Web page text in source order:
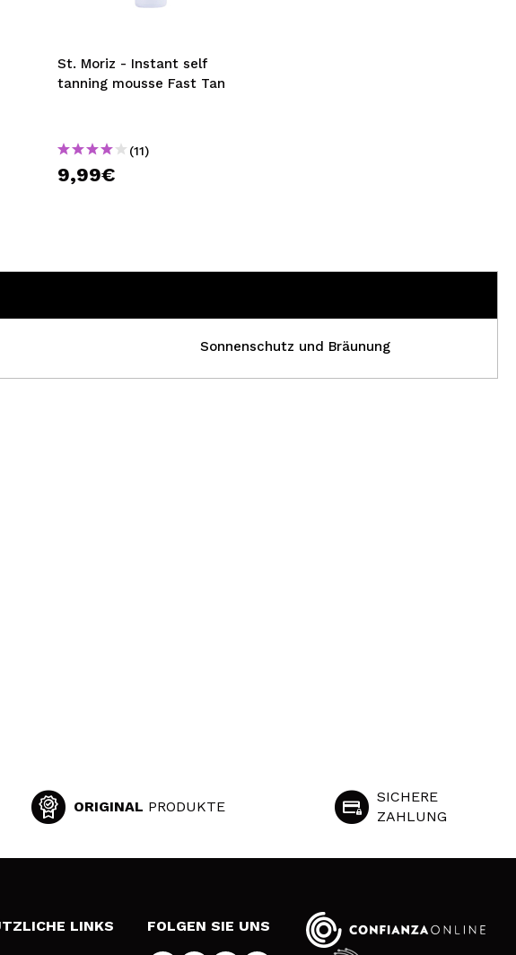
St. Moriz - Instant self
tanning mousse Fast Tan
(11)
9,99€
Sonnenschutz und Bräunung
ORIGINAL PRODUKTE
SICHERE
ZAHLUNG
LINKS FOLGEN SIE UNS